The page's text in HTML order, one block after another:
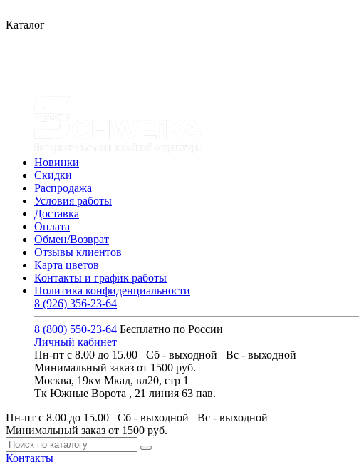
Каталог
Новинки
Скидки
Распродажа
Условия работы
Доставка
Оплата
Обмен/Возврат
Отзывы клиентов
Карта цветов
Контакты и график работы
Политика конфиденциальности
8 (926) 356-23-64
8 (800) 550-23-64 Бесплатно по России
Личный кабинет
Пн-пт с 8.00 до 15.00 Сб - выходной Вс - выходной
Минимальный заказ от 1500 руб.
Москва, 19км Мкад, вл20, стр 1
Тк Южные Ворота , 21 линия 63 пав.
Пн-пт с 8.00 до 15.00 Сб - выходной Вс - выходной
Минимальный заказ от 1500 руб.
Контакты